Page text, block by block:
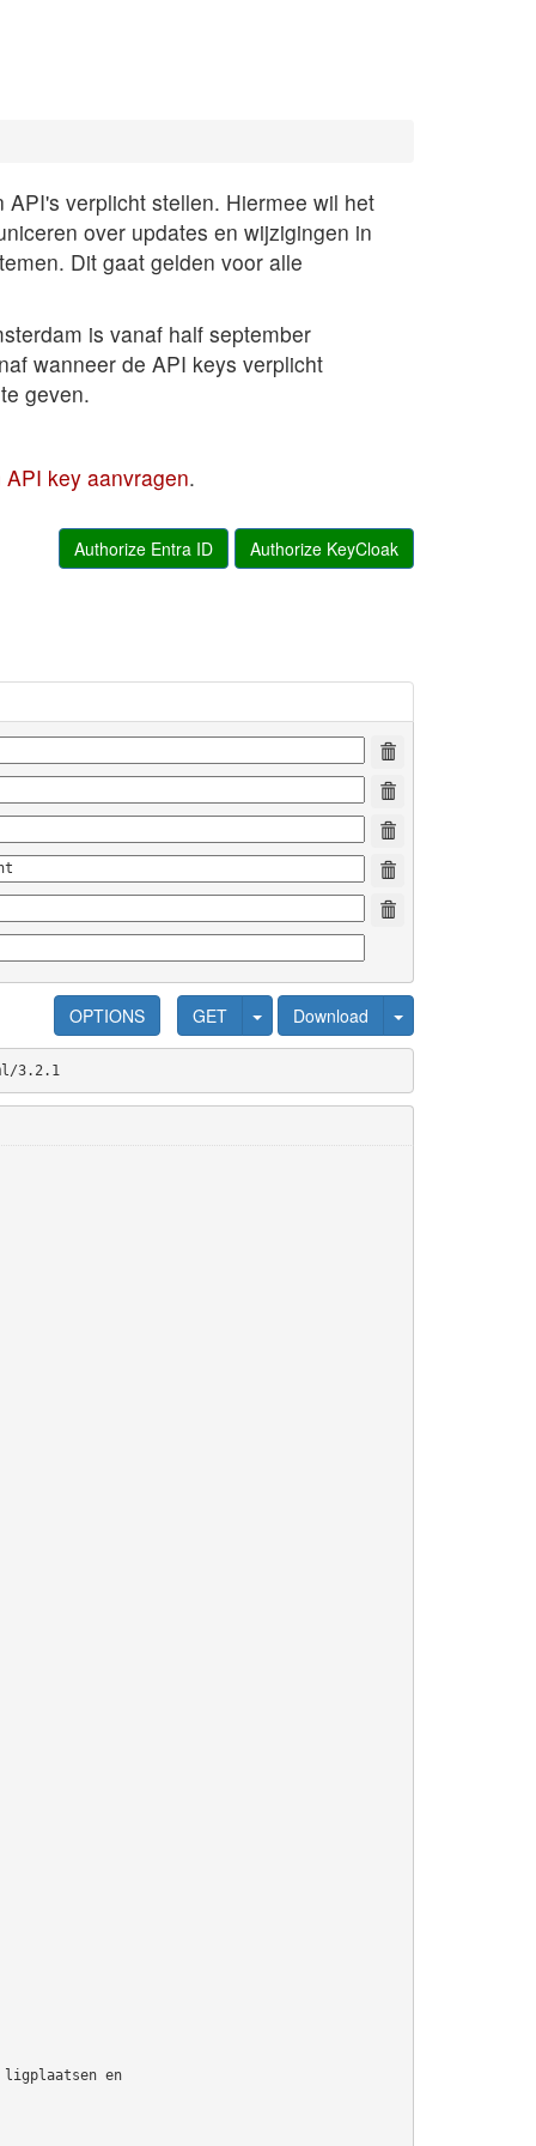
verplicht stellen. Hiermee wil het
over updates en wijzigingen in
Dit gaat gelden voor alle
is vanaf half september
wanneer de API keys verplicht
geven.
key aanvragen.
Authorize KeyCloak
Authorize Entra ID
GET Download
OPTIONS
3.2.1
ligplaatsen en